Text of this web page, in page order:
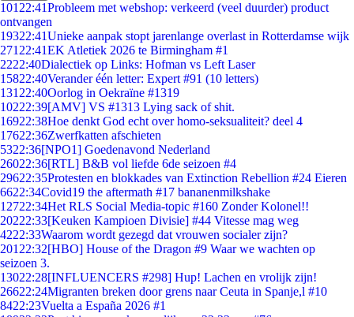
101 22:41Probleem met webshop: verkeerd (veel duurder) product
ontvangen
19322:41Unieke aanpak stopt jarenlange overlast in Rotterdamse wijk
271 22:41EK Atletiek 2026 te Birmingham #1
2222:40Dialectiek op Links: Hofman vs Left Laser
15822:40Verander één letter: Expert #91 (10 letters)
131 22:40Oorlog in Oekraïne #1319
10222:39[AMV] VS #1313 Lying sack of shit.
16922:38Hoe denkt God echt over homo-seksualiteit? deel 4
17622:36Zwerfkatten afschieten
5322:36[NPO1] Goedenavond Nederland
26022:36[RTL] B&B vol liefde 6de seizoen #4
29622:35Protesten en blokkades van Extinction Rebellion #24 Eieren
6622:34Covid19 the aftermath #17 bananenmilkshake
12722:34Het RLS Social Media-topic #160 Zonder Kolonel!!
20222:33[Keuken Kampioen Divisie] #44 Vitesse mag weg
4222:33Waarom wordt gezegd dat vrouwen socialer zijn?
201 22:32[HBO] House of the Dragon #9 Waar we wachten op
seizoen 3.
13022:28[INFLUENCERS #298] Hup! Lachen en vrolijk zijn!
26622:24Migranten breken door grens naar Ceuta in Spanje,l #10
8422:23Vuelta a España 2026 #1